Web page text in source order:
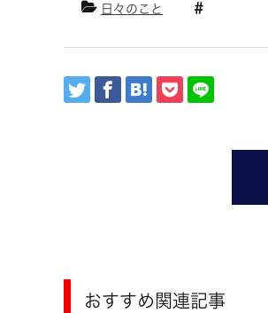
日々のこと
おすすめ関連記事